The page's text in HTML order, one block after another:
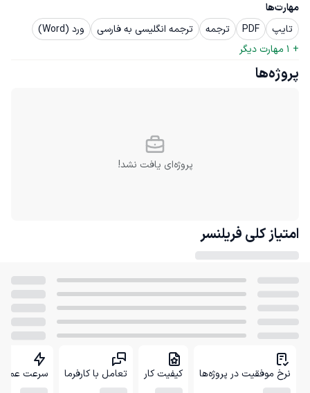
مهارت‌ها
تایپ
PDF ترجمه ترجمه انگلیسی به فارسی
ورد (Word)
+
1 مهارت دیگر
پروژه‌ها
پروژه‌ای یافت نشد!
امتیاز کلی فریلنسر
نرخ موفقیت در پروژه‌ها کیفیت کار تعامل با کارفرما سرعت عمل